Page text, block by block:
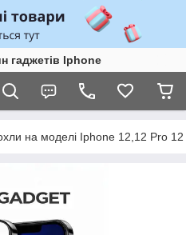
гаджетів Iphone
на моделі Iphone 12,12 Pro